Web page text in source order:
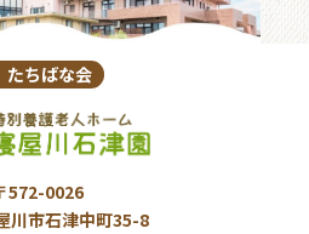
ちばな会
572-0026
川市石津中町35-8